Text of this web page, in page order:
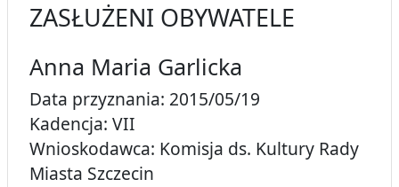
ZASŁUŻENI OBYWATELE
Anna Maria Garlicka
Data przyznania: 2015/05/19
Kadencja: VII
Wnioskodawca: Komisja ds. Kultury Rady
Miasta Szczecin